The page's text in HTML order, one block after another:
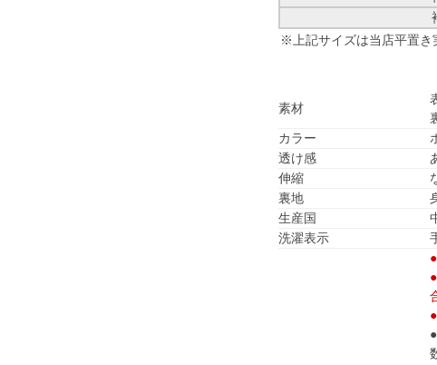
※上記サイズは当店平置き
素材
カラー
透け感
伸縮
裏地
生産国
洗濯表示